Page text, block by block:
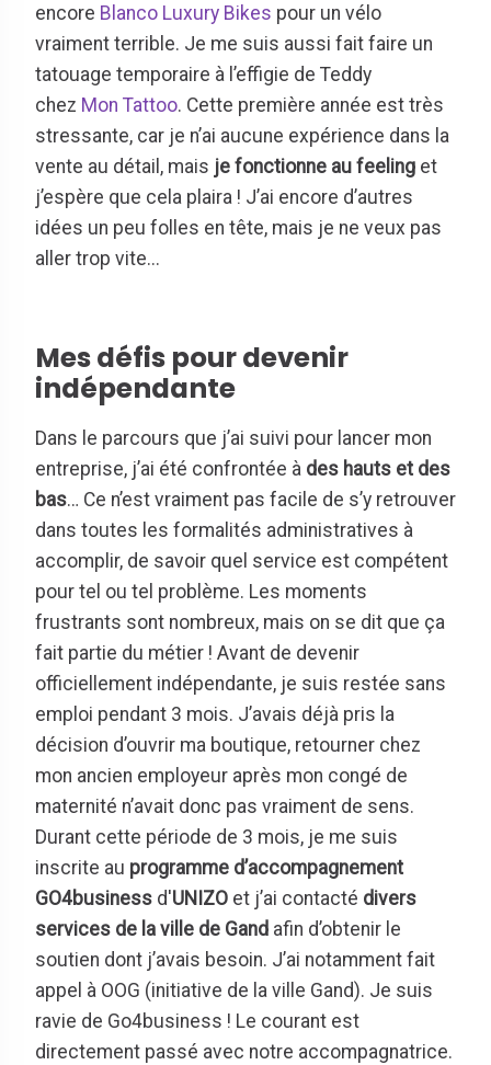
encore Blanco Luxury Bikes pour un vélo
vraiment terrible. Je me suis aussi fait faire un
tatouage temporaire à l’effigie de Teddy
chez Mon Tattoo. Cette première année est très
stressante, car je n’ai aucune expérience dans la
vente au détail, mais je fonctionne au feeling et
j’espère que cela plaira ! J’ai encore d’autres
idées un peu folles en tête, mais je ne veux pas
aller trop vite...
Mes défis pour devenir
indépendante
Dans le parcours que j’ai suivi pour lancer mon
entreprise, j’ai été confrontée à des hauts et des
bas… Ce n’est vraiment pas facile de s’y retrouver
dans toutes les formalités administratives à
accomplir, de savoir quel service est compétent
pour tel ou tel problème. Les moments
frustrants sont nombreux, mais on se dit que ça
fait partie du métier ! Avant de devenir
officiellement indépendante, je suis restée sans
emploi pendant 3 mois. J’avais déjà pris la
décision d’ouvrir ma boutique, retourner chez
mon ancien employeur après mon congé de
maternité n’avait donc pas vraiment de sens.
Durant cette période de 3 mois, je me suis
inscrite au programme d’accompagnement
GO4business d'UNIZO et j’ai contacté divers
services de la ville de Gand afin d’obtenir le
soutien dont j’avais besoin. J’ai notamment fait
appel à OOG (initiative de la ville Gand). Je suis
ravie de Go4business ! Le courant est
directement passé avec notre accompagnatrice.